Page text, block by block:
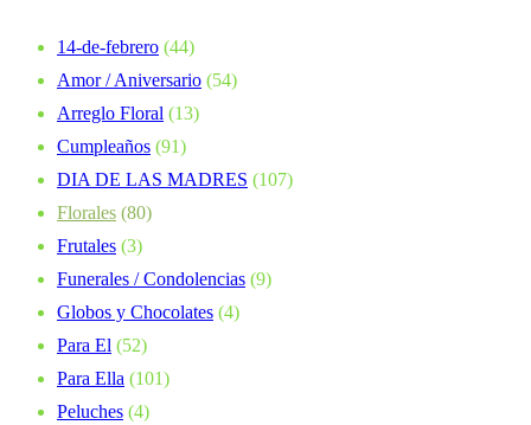
14-de-febrero (44)
Amor / Aniversario (54)
Arreglo Floral (13)
Cumpleaños (91)
DIA DE LAS MADRES (107)
Florales (80)
Frutales (3)
Funerales / Condolencias (9)
Globos y Chocolates (4)
Para El (52)
Para Ella (101)
Peluches (4)